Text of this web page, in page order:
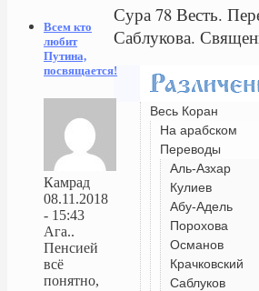
Сура 78 Весть.
Саблукова.
Весь Коран
На арабском
Переводы
Аль-Азхар
Кулиев
Абу-Адель
Порохова
Османов
Крачковский
Саблуков
Всем кто
любит
Путина,
посвящается!
Камрад
08.11.2018
- 15:43
Ага..
Пенсией
всё
понятно,